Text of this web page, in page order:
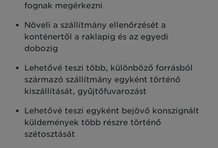
fognak megérkezni
Növeli a szállítmány ellenőrzését a
konténertől a raklapig és az egyedi
dobozig
Lehetővé teszi több, különböző forrásból
származó szállítmány egyként történő
kiszállítását, gyűjtőfuvarozást
Lehetővé teszi egyként bejövő konszignált
küldemények több részre történő
szétosztását